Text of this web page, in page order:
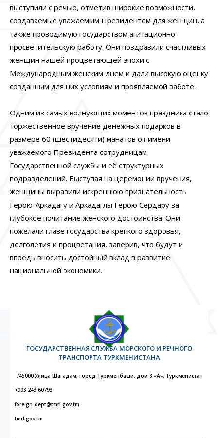
выступили с речью, отметив широкие возможности,
создаваемые уважаемым Президентом для женщин, а
также проводимую государством агитационно-
просветительскую работу. Они поздравили счастливых
женщин нашей процветающей эпохи с
Международным женским днем и дали высокую оценку
созданным для них условиям и проявляемой заботе.
Одним из самых волнующих моментов праздника стало
торжественное вручение денежных подарков в
размере 60 (шестидесяти) манатов от имени
уважаемого Президента сотрудницам
Государственной службы и её структурных
подразделений. Выступая на церемонии вручения,
женщины выразили искреннюю признательность
Герою-Аркадагу и Аркадаглы Герою Сердару за
глубокое почитание женского достоинства. Они
пожелали главе государства крепкого здоровья,
долголетия и процветания, заверив, что будут и
впредь вносить достойный вклад в развитие
национальной экономики.
ГОСУДАРСТВЕННАЯ СЛУЖБА МОРСКОГО И РЕЧНОГО
ТРАНСПОРТА ТУРКМЕНИСТАНА
745000 Улица Шагадам, город Туркменбаши, дом 8 «А», Туркменистан
+993 243 60793
foreign_dept@tmrl.gov.tm
tmrl.gov.tm